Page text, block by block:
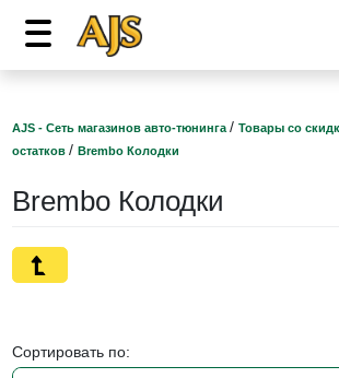
AJS - Сеть магазинов авто-тюнинга / Товары со
остатков / Brembo Колодки
Brembo Колодки
Сортировать по: